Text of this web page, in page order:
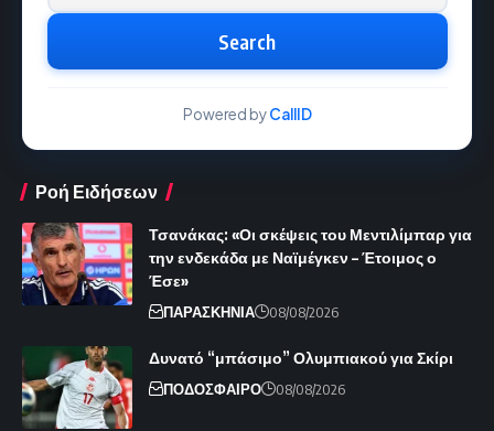
Search
Powered byCallID
Ροή Ειδήσεων
Τσανάκας: «Οι σκέψεις του Μεντιλίμπαρ για
την ενδεκάδα με Ναϊμέγκεν – Έτοιμος ο
Έσε»
ΠΑΡΑΣΚΗΝΙΑ 08/08/2026
Δυνατό “μπάσιμο” Ολυμπιακού για Σκίρι
ΠΟΔΟΣΦΑΙΡΟ 08/08/2026